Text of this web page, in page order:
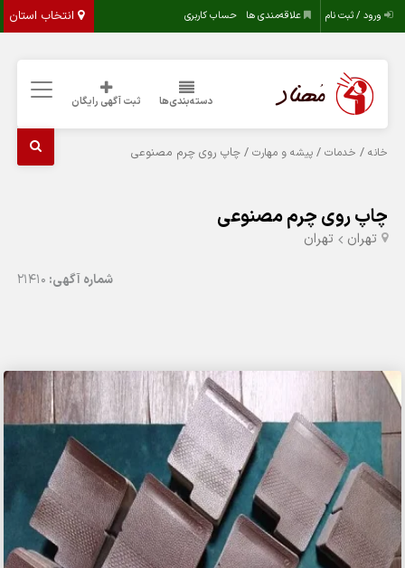
انتخاب استان ورود / ثبت نام علاقه‌مندی ها حساب کاربری
دسته‌بندی‌ها ثبت آگهی رایگان
خانه / خدمات /پیشه و مهارت / چاپ روی چرم مصنوعی
چاپ روی چرم مصنوعی
تهران تهران
شماره آگهی: 21410